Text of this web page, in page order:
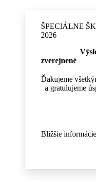
ŠPECIÁLNE
2026
zverejnené
Ďakujeme
a gratulujeme
Bližšie informácie